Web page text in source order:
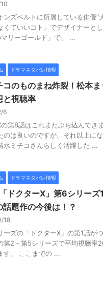
ンズベルトに所属している俳優
くていいコト」でデザイナーと
マリーゴールド」で、 ...
ドラマネタバレ情報
コのものまね炸裂！松本
と視聴率
6
の第8話はこれまたぶち込んで
のは良いのですが、それ以上に
水ミチコさんらしく活躍した ...
ドラマネタバレ情報
ドクターX」第6シリー
話題作の今後は！？
18
ーズの「ドクターX」の第1話が
第2～第5シリーズで平均視聴率
す。 ここまでの ...